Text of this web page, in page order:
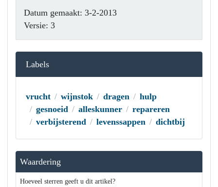
Datum gemaakt: 3-2-2013
Versie: 3
Labels
vrucht wijnstok dragen
hulp
gesnoeid
alleskunner
repareren
verbijsterend
levenssappen dichtbij
Waardering
Hoeveel sterren geeft u dit artikel?